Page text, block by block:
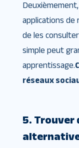
applications de
de les
simple peut
apprentissage.
réseaux
5. Trouver